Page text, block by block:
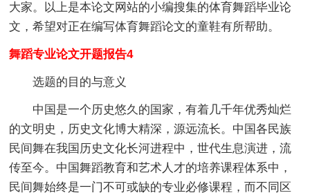
大家。以上是本论文网站的小编搜集的体育舞蹈毕业论
文，希望对正在编写体育舞蹈论文的童鞋有所帮助。
舞蹈专业论文开题报告4
选题的目的与意义
中国是一个历史悠久的国家，有着几千年优秀灿烂
的文明史，历史文化博大精深，源远流长。中国各民族
民间舞在我国历史文化长河进程中，世代生息演进，流
传至今。中国舞蹈教育和艺术人才的培养课程体系中，
民间舞始终是一门不可或缺的专业必修课程，而不同区